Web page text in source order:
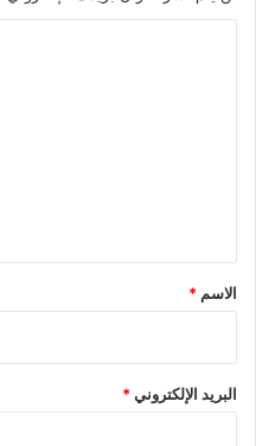
*
الاسم *
البريد الإلكتروني*